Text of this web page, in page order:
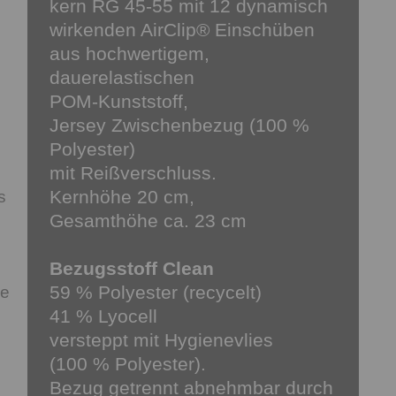
kern RG 45-55 mit 12 dynamisch
wirkenden AirClip® Einschüben
aus hochwertigem,
dauerelastischen
POM-Kunststoff,
Jersey Zwischenbezug (100 %
Polyester)
mit Reißverschluss.
Kernhöhe 20 cm,
Gesamthöhe ca. 23 cm
Bezugsstoff Clean
59 % Polyester (recycelt)
41 % Lyocell
versteppt mit Hygienevlies
(100 % Polyester).
Bezug getrennt abnehmbar durch